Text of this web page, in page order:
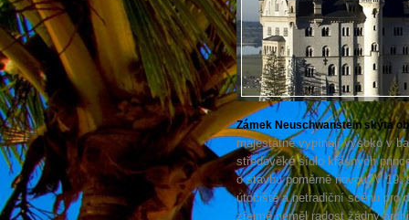
Zámek Neuschwanstein skýtá
majestátně vypínají vysoko v
středověké sídlo krásných
o stavbu poměrně novou. V
útočiště a netradiční scénu pro
zřejmě neměl radost žádný